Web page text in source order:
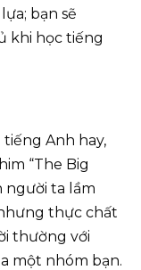
bạn sẽ
khi học tiếng
tiếng Anh hay,
“The Big
người ta lầm
thực chất
thường với
một nhóm bạn.